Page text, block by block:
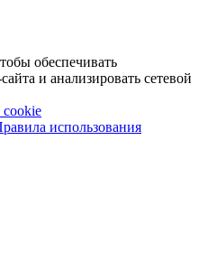
обеспечивать
и анализировать сетевой
cookie
использования